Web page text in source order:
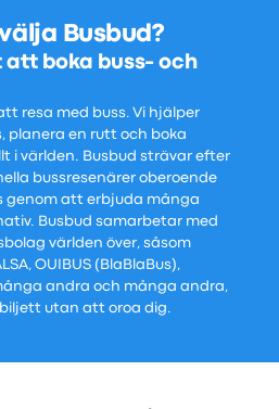
Busbud?
att boka buss- och
resa med buss. Vi hjälper
planera en rutt och boka
i världen. Busbud strävar efter
bussresenärer oberoende
genom att erbjuda många
Busbud samarbetar med
världen över, såsom
OUIBUS (BlaBlaBus),
andra och många andra,
utan att oroa dig.